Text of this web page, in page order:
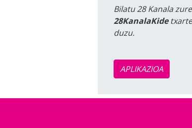
Bilatu 28 Kanala
28KanalaKide
duzu.
APLIKAZIOA